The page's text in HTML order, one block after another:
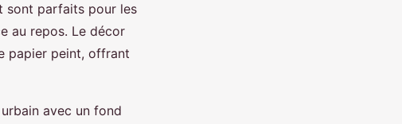
sont parfaits pour les
au repos. Le décor
papier peint, offrant
avec un fond